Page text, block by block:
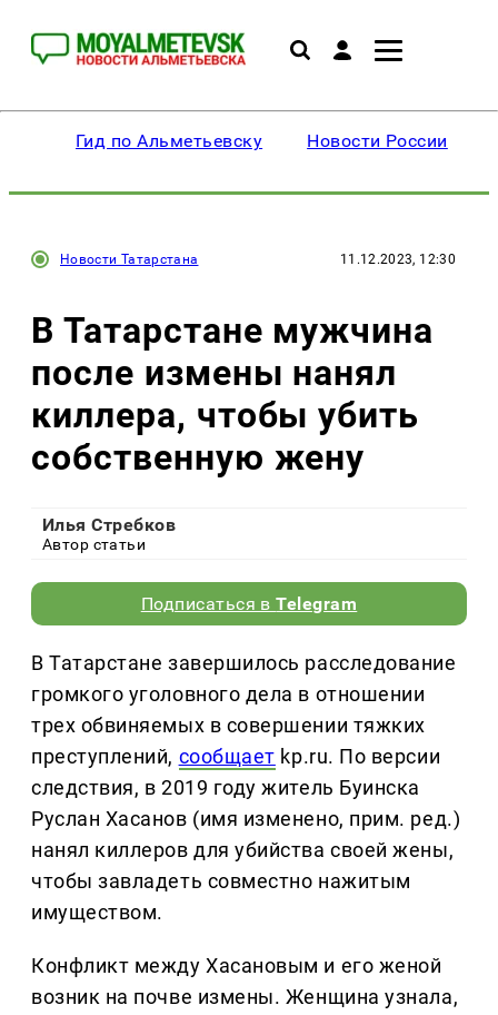
Гид по Альметьевску Новости России
Новости Татарстана 11.12.2023, 12:30
В Татарстане мужчина
после измены нанял
киллера, чтобы убить
собственную жену
Илья Стребков
Автор статьи
Подписаться вTelegram
В Татарстане завершилось расследование
громкого уголовного дела в отношении
трех обвиняемых в совершении тяжких
преступлений, сообщает kp.ru. По версии
следствия, в 2019 году житель Буинска
Руслан Хасанов (имя изменено, прим. ред.)
нанял киллеров для убийства своей жены,
чтобы завладеть совместно нажитым
имуществом.
Конфликт между Хасановым и его женой
возник на почве измены. Женщина узнала,